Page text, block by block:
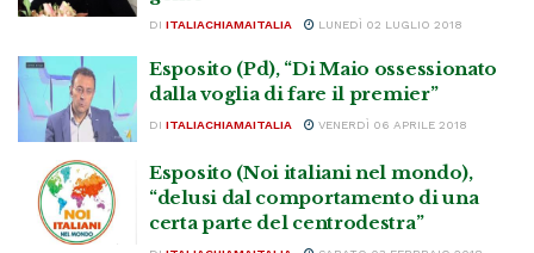
DI ITALIACHIAMAITALIA LUNEDÌ 02 LUGLIO 2018
Esposito (Pd), “Di Maio ossessionato
dalla voglia di fare il premier”
DI ITALIACHIAMAITALIA VENERDÌ 06 APRILE 2018
Esposito (Noi italiani nel mondo),
“delusi dal comportamento di una
certa parte del centrodestra”